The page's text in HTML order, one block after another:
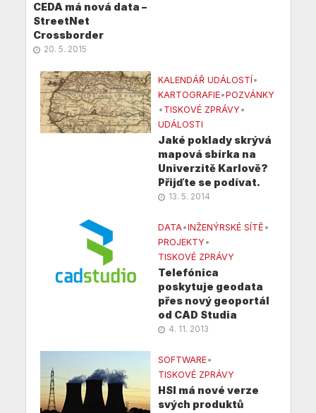
CEDA má nová data –
StreetNet
Crossborder
20. 5. 2015
KALENDÁŘ UDÁLOSTÍ •
KARTOGRAFIE•POZVÁNKY
• TISKOVÉ ZPRÁVY •
UDÁLOSTI
Jaké poklady skrývá
mapová sbírka na
Univerzitě Karlově?
Přijďte se podívat.
13. 5. 2014
DATA•INŽENÝRSKÉ SÍTĚ •
PROJEKTY •
TISKOVÉ ZPRÁVY
Telefónica
poskytuje geodata
přes nový geoportál
od CAD Studia
4. 11. 2013
SOFTWARE•
TISKOVÉ ZPRÁVY
HSI má nové verze
svých produktů